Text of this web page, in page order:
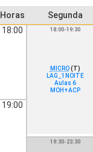
Horas
Segunda
18:00
18:00-19:30
MICRO(T)
LAG_1NOITE
Aulas 6
MOH+ACP
19:00
19:30-23:30